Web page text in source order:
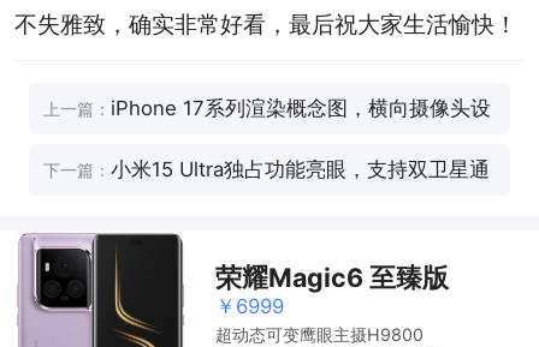
不失雅致，确实非常好看，最后祝大家生活愉快！
上一篇： iPhone 17系列渲染概念图，横向摄像头设
计很特别，能否再次引领潮流？
下一篇： 小米15 Ultra独占功能亮眼，支持双卫星通
荣耀Magic6 至臻版
￥6999
超动态可变鹰眼主摄H9800